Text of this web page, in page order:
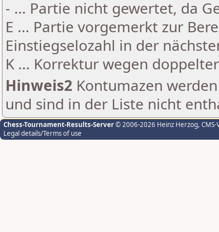
- ... Partie nicht gewertet, da
E ... Partie vorgemerkt zur
Einstiegselozahl in der
K ... Korrektur wegen
Hinweis2 Kontumazen
und sind in der Liste nicht
Chess-Tournament-Results-Server© 2006-2026 Heinz Herzog,
Legal details/Terms of use